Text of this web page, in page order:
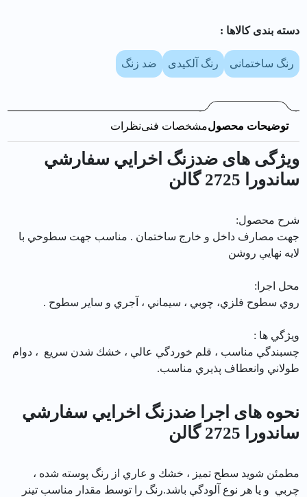
دسته بندی کالا‌ها :
رنگ ساختمانی رنگ آلکیدی ضد زنگ
توضیحات محصولمشخصات فنینظرات
ویژگی های ضدزنگ اخرايي سفارشي
ساندورا 2725 گالن
شرح محصول:
جهت مصارف داخل و خارج ساختمان . مناسب جهت سطوحي با
لايه نهايي روشن
محل اجرا:
روي سطوح فلزي، چوبي ، سيماني ، آجري و ساير سطوح .
ويژگي ها :
چسبندگي مناسب ، قلم خوردگي عالي ، خشك شدن سريع ، دوام
طولاني وانعطاف پذيري مناسب.
نحوه های اجرا ضدزنگ اخرايي سفارشي
ساندورا 2725 گالن
مطمئن شويد سطح تميز ، خشك و عاري از رنگ پوسته شده ،
چربي و يا هر نوع آلودگي باشد.رنگ را توسط مقدار مناسب تينر